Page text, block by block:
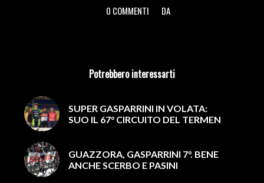
0 COMMENTI
/ DA
Potrebbero interessarti
SUPER GASPARRINI IN VOLATA:
SUO IL 67° CIRCUITO DEL TERMEN
GUAZZORA, GASPARRINI 7°. BENE
ANCHE SCERBO E PASINI